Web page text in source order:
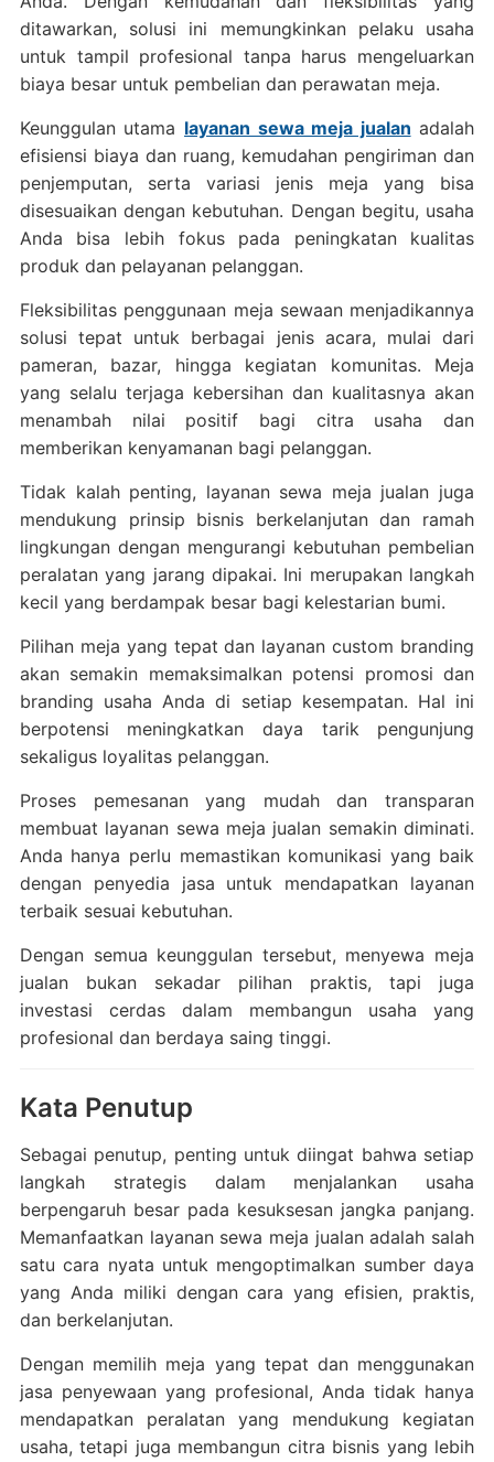
ditawarkan, solusi ini memungkinkan pelaku usaha
untuk tampil profesional tanpa harus mengeluarkan
biaya besar untuk pembelian dan perawatan meja.
Keunggulan utama layanan sewa meja jualan adalah
efisiensi biaya dan ruang, kemudahan pengiriman dan
penjemputan, serta variasi jenis meja yang bisa
disesuaikan dengan kebutuhan. Dengan begitu, usaha
Anda bisa lebih fokus pada peningkatan kualitas
produk dan pelayanan pelanggan.
Fleksibilitas penggunaan meja sewaan menjadikannya
solusi tepat untuk berbagai jenis acara, mulai dari
pameran, bazar, hingga kegiatan komunitas. Meja
yang selalu terjaga kebersihan dan kualitasnya akan
menambah nilai positif bagi citra usaha dan
memberikan kenyamanan bagi pelanggan.
Tidak kalah penting, layanan sewa meja jualan juga
mendukung prinsip bisnis berkelanjutan dan ramah
lingkungan dengan mengurangi kebutuhan pembelian
peralatan yang jarang dipakai. Ini merupakan langkah
kecil yang berdampak besar bagi kelestarian bumi.
Pilihan meja yang tepat dan layanan custom branding
akan semakin memaksimalkan potensi promosi dan
branding usaha Anda di setiap kesempatan. Hal ini
berpotensi meningkatkan daya tarik pengunjung
sekaligus loyalitas pelanggan.
Proses pemesanan yang mudah dan transparan
membuat layanan sewa meja jualan semakin diminati.
Anda hanya perlu memastikan komunikasi yang baik
dengan penyedia jasa untuk mendapatkan layanan
terbaik sesuai kebutuhan.
Dengan semua keunggulan tersebut, menyewa meja
jualan bukan sekadar pilihan praktis, tapi juga
investasi cerdas dalam membangun usaha yang
profesional dan berdaya saing tinggi.
Kata Penutup
Sebagai penutup, penting untuk diingat bahwa setiap
langkah strategis dalam menjalankan usaha
berpengaruh besar pada kesuksesan jangka panjang.
Memanfaatkan layanan sewa meja jualan adalah salah
satu cara nyata untuk mengoptimalkan sumber daya
yang Anda miliki dengan cara yang efisien, praktis,
dan berkelanjutan.
Dengan memilih meja yang tepat dan menggunakan
jasa penyewaan yang profesional, Anda tidak hanya
mendapatkan peralatan yang mendukung kegiatan
usaha, tetapi juga membangun citra bisnis yang lebih